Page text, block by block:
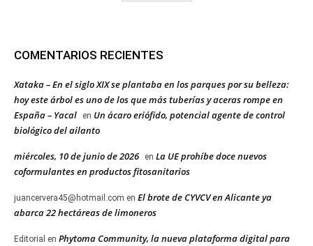
COMENTARIOS RECIENTES
Xataka – En el siglo XIX se plantaba en los parques por su belleza:
hoy este árbol es uno de los que más tuberías y aceras rompe en
España – Yacal
en Un ácaro eriófido, potencial agente de control
biológico del ailanto
miércoles, 10 de junio de 2026 en La UE prohíbe doce nuevos
coformulantes en productos fitosanitarios
juancervera45@hotmail.com en El brote de CYVCV en Alicante ya
abarca 22 hectáreas de limoneros
Editorial en Phytoma Community, la nueva plataforma digital para